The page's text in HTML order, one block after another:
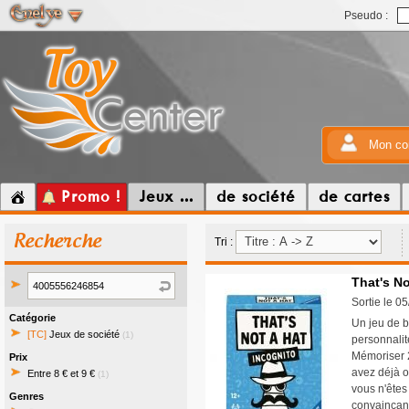
Pseudo :
Mon
Promo ! Jeux ... de société de cartes
Recherche
Catégorie
[TC] Jeux de société (1)
Prix
Entre 8 € et 9 € (1)
Genres
Tri :
That's
Sortie le
Un jeu de
Mémoriser
avez déjà
vous